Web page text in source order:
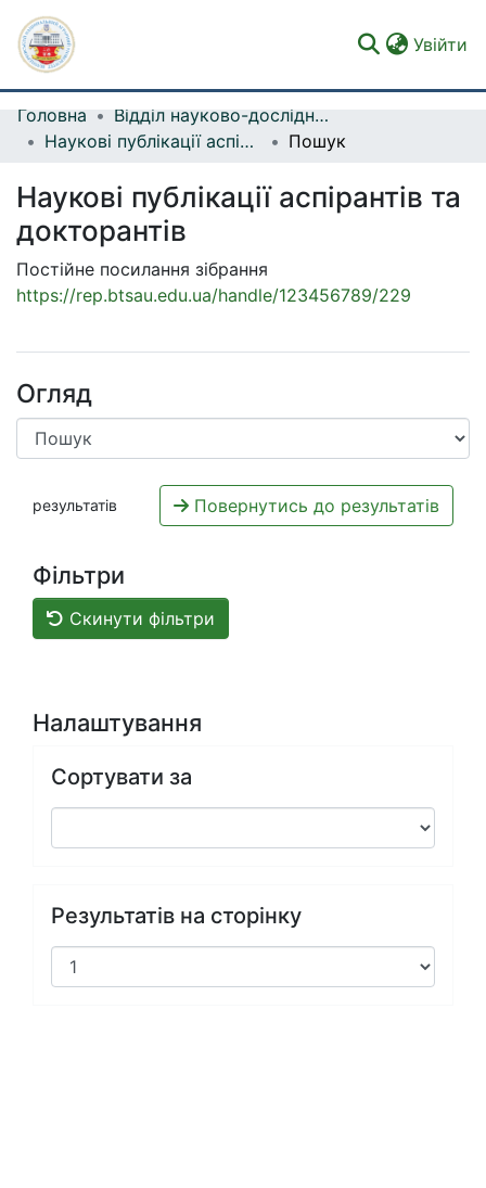
Увійти
Фонди та зібрання
Статистика
Головна
Відділ науково-дослідної та інноваційної діяльності
Наукові публікації аспірантів та докторантів
Пошук
Наукові публікації аспірантів та
докторантів
Постійне посилання зібрання
https://rep.btsau.edu.ua/handle/123456789/229
Огляд
результатів Повернутись до результатів
Фільтри
Скинути фільтри
Налаштування
Сортувати за
Результатів на сторінку